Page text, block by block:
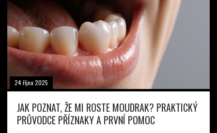
24 října 2025
JAK POZNAT, ŽE MI ROSTE MOUDRAK? PRAKTICKÝ
PRŮVODCE PŘÍZNAKY A PRVNÍ POMOC